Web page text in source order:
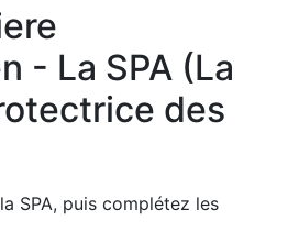
- La SPA (La
des
SPA, puis complétez les